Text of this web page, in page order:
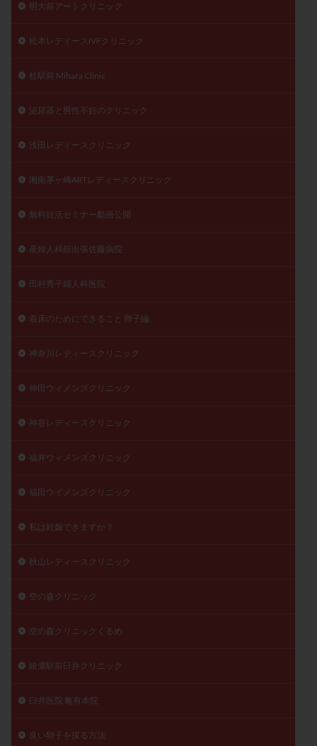
明大前アートクリニック
松本レディースIVFクリニック
桂駅前 Mihara Clinic
泌尿器と男性不妊のクリニック
浅田レディースクリニック
湘南茅ヶ崎ARTレディースクリニック
無料妊活セミナー動画公開
産婦人科舘出張佐藤病院
田村秀子婦人科医院
着床のためにできること 卵子編
神奈川レディースクリニック
神田ウィメンズクリニック
神谷レディースクリニック
福井ウィメンズクリニック
福田ウイメンズクリニック
私は妊娠できますか？
秋山レディースクリニック
空の森クリニック
空の森クリニックくるめ
綾瀬駅前臼井クリニック
臼井医院 亀有本院
良い卵子を採る方法